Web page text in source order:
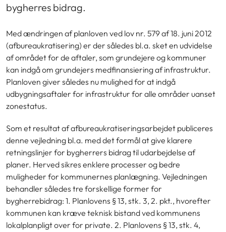
bygherres bidrag.
Med ændringen af planloven ved lov nr. 579 af 18. juni 2012
(afbureaukratisering) er der således bl.a. sket en udvidelse
af området for de aftaler, som grundejere og kommuner
kan indgå om grundejers medfinansiering af infrastruktur.
Planloven giver således nu mulighed for at indgå
udbygningsaftaler for infrastruktur for alle områder uanset
zonestatus.
Som et resultat af afbureaukratiseringsarbejdet publiceres
denne vejledning bl.a. med det formål at give klarere
retningslinjer for bygherrers bidrag til udarbejdelse af
planer. Herved sikres enklere processer og bedre
muligheder for kommunernes planlægning. Vejledningen
behandler således tre forskellige former for
bygherrebidrag: 1. Planlovens § 13, stk. 3, 2. pkt., hvorefter
kommunen kan kræve teknisk bistand ved kommunens
lokalplanpligt over for private. 2. Planlovens § 13, stk. 4,